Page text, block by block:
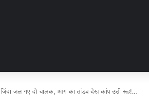
जिंदा जल गए दो चालक, आग का तांडव देख कांप उठी रूह!…